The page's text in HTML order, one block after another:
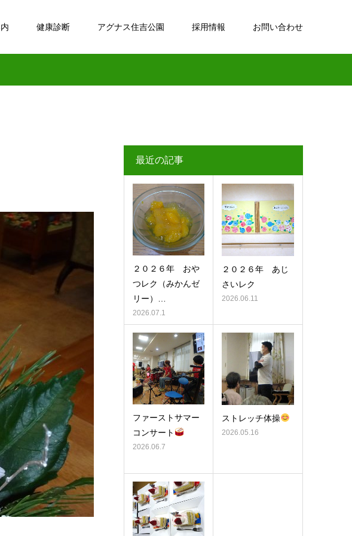
健康診断 アグナス住吉公園 採用情報 お問い合わせ
最近の記事
２０２６年 おや
つレク（みかんゼ
リー）…
2026.07.1
２０２６年 あじ
さいレク
2026.06.11
ファーストサマー
コンサート
2026.06.7
ストレッチ体操
2026.05.16